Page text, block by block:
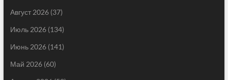
Август 2026(37)
Июль 2026(134)
Июнь 2026(141)
Май 2026(60)